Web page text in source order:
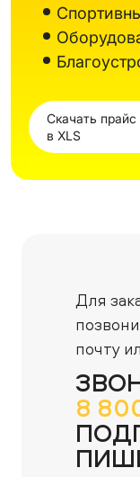
Скачать
в XLS
Для
почту
8